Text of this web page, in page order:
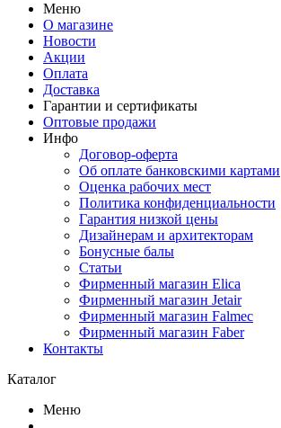
Меню
О магазине
Новости
Акции
Оплата
Доставка
Гарантии и сертификаты
Оптовые продажи
Инфо
Договор-оферта
Об оплате банковскими картами
Оценка рабочих мест
Политика конфиденциальности
Гарантия низкой цены
Дизайнерам и архитекторам
Бонусные балы
Статьи
Фирменный магазин Elica
Фирменный магазин Jetair
Фирменный магазин Falmec
Фирменный магазин Faber
Контакты
Каталог
Меню